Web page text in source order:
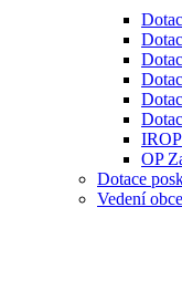
IROP
OP
Dotace
Vedení obce